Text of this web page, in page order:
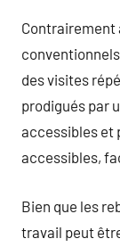
des visites
prodigués par
accessibles et
accessibles,
Bien que les
travail peut